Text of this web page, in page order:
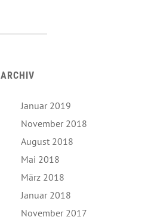
ARCHIV
Januar 2019
November 2018
August 2018
Mai 2018
März 2018
Januar 2018
November 2017